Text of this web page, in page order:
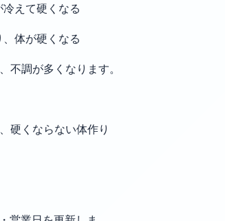
えて硬くなる
体が硬くなる
不調が多くなります。
硬くならない体作り